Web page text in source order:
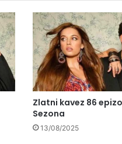
Zlatni kavez 86
Sezona
13/08/2025